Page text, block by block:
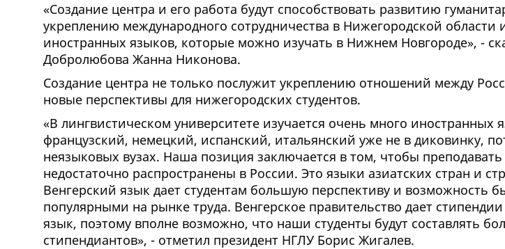
«Создание центра и его работа будут способствовать развитию
укреплению международного сотрудничества в Нижегородской
иностранных языков, которые можно изучать в Нижнем Новгороде», -
Добролюбова Жанна Никонова.
Создание центра не только послужит укреплению отношений между
новые перспективы для нижегородских студентов.
«В лингвистическом университете изучается очень много иностранных
французский, немецкий, испанский, итальянский уже не в диковинку,
неязыковых вузах. Наша позиция заключается в том, чтобы
недостаточно распространены в России. Это языки азиатских стран и
Венгерский язык дает студентам большую перспективу и возможность
популярными на рынке труда. Венгерское правительство дает
язык, поэтому вполне возможно, что наши студенты будут составлять
стипендиантов», - отметил президент НГЛУ Борис Жигалев.